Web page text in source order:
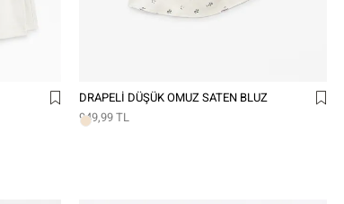
DRAPELI DÜŞÜK OMUZ SATEN BLUZ
949,99 TL